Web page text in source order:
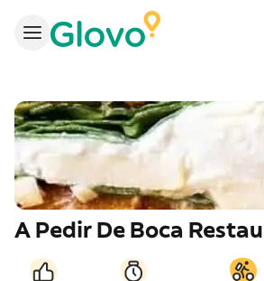
A Pedir De Boca